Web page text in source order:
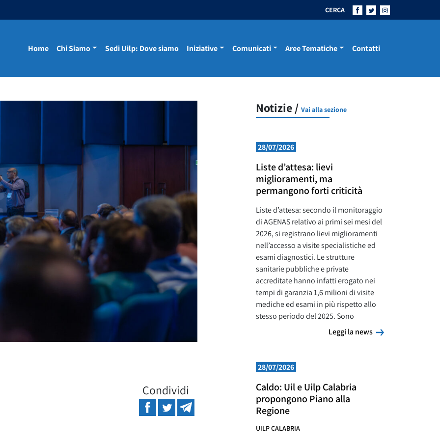
CERCA
Home Chi Siamo Sedi Uilp: Dove siamo Iniziative Comunicati Aree Tematiche Contatti
Condividi
Notizie / Vai alla sezione
28/07/2026
Liste d’attesa: lievi
miglioramenti, ma
permangono forti criticità
Liste d’attesa: secondo il monitoraggio
di AGENAS relativo ai primi sei mesi del
2026, si registrano lievi miglioramenti
nell’accesso a visite specialistiche ed
esami diagnostici. Le strutture
sanitarie pubbliche e private
accreditate hanno infatti erogato nei
tempi di garanzia 1,6 milioni di visite
mediche ed esami in più rispetto allo
stesso periodo del 2025. Sono
Leggi la news
Leggi la news
28/07/2026
Caldo: Uil e Uilp Calabria
propongono Piano alla
Regione
UILP CALABRIA